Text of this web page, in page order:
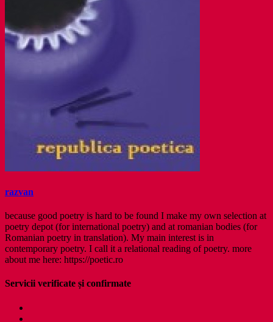
razvan
because good poetry is hard to be found I make my own selection at
poetry depot (for international poetry) and at romanian bodies (for
Romanian poetry in translation). My main interest is in
contemporary poetry. I call it a relational reading of poetry. more
about me here: https://poetic.ro
Servicii verificate și confirmate